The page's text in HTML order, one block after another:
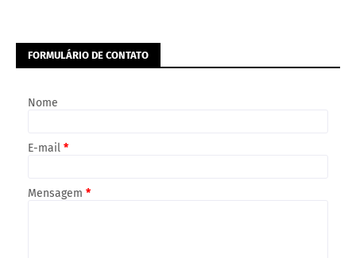
FORMULÁRIO DE CONTATO
Nome
E-mail *
Mensagem *